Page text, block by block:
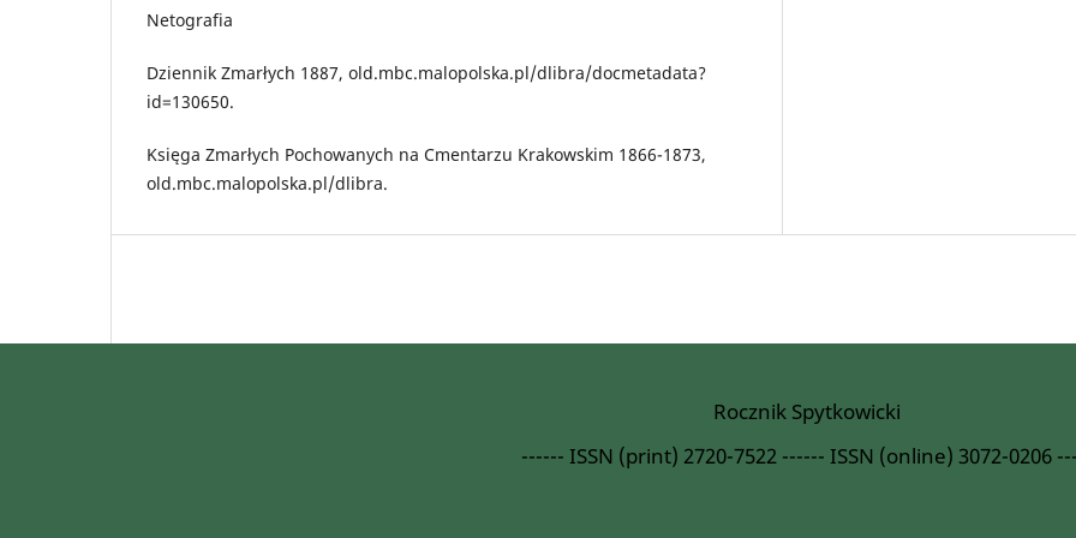
Netografia
Dziennik Zmarłych 1887, old.mbc.malopolska.pl/dlibra/docmetadata?
id=130650.
Księga Zmarłych Pochowanych na Cmentarzu Krakowskim 1866-1873,
old.mbc.malopolska.pl/dlibra.
Rocznik Spytkowicki
------ ISSN (print) 2720-7522 ------ ISSN (online) 3072-0206